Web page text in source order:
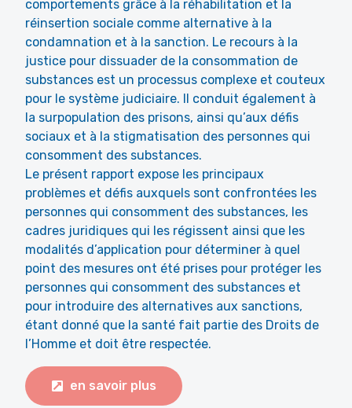
comportements grâce à la réhabilitation et la
réinsertion sociale comme alternative à la
condamnation et à la sanction. Le recours à la
justice pour dissuader de la consommation de
substances est un processus complexe et couteux
pour le système judiciaire. Il conduit également à
la surpopulation des prisons, ainsi qu’aux défis
sociaux et à la stigmatisation des personnes qui
consomment des substances.
Le présent rapport expose les principaux
problèmes et défis auxquels sont confrontées les
personnes qui consomment des substances, les
cadres juridiques qui les régissent ainsi que les
modalités d’application pour déterminer à quel
point des mesures ont été prises pour protéger les
personnes qui consomment des substances et
pour introduire des alternatives aux sanctions,
étant donné que la santé fait partie des Droits de
l’Homme et doit être respectée.
en savoir plus